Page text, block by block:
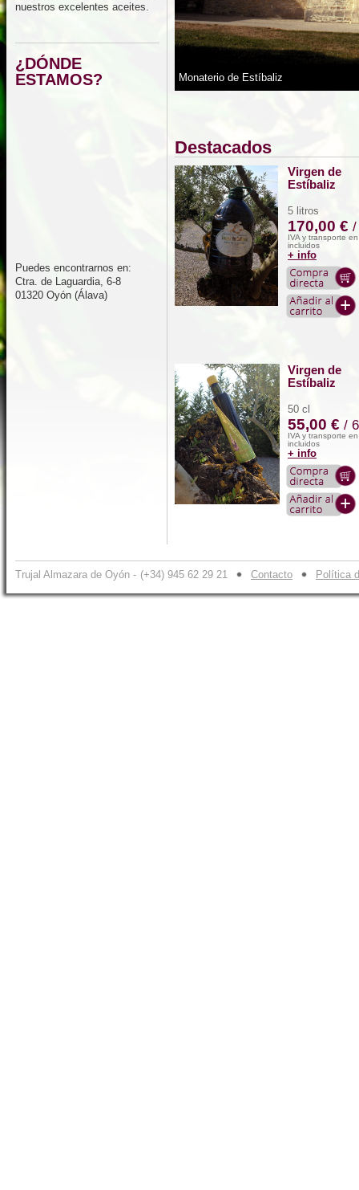
nuestros excelentes aceites.
¿DÓNDE
ESTAMOS?
Puedes encontrarnos en:
Ctra. de Laguardia, 6-8
01320 Oyón (Álava)
Monaterio de Estíbaliz
Destacados
Virgen de
Estíbaliz
5 litros
170,00 € /
IVA y transporte
incluidos
+ info
Virgen de
Estíbaliz
50 cl
55,00 € /
IVA y transporte
incluidos
+ info
Trujal Almazara de Oyón - (+34) 945 62 29 21 Contacto Política